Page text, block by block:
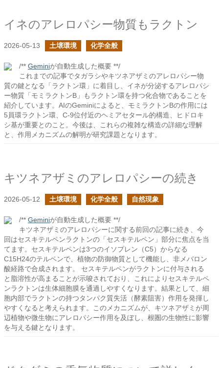
イネのアレロパシー物質もラクトン
2026-05-13 土壌環境 化学全般
/** Geminiが自動生成した概要 **/
これまでの記事でタガラシやキツネアザミのアレロパシー物
質の鍵となる「ラクトン環」に着目し、イネが分泌するアレロパシ
ー物質「モミラクトンB」もラクトン環を持つ化合物であることを
紹介しています。AIのGeminiによると、モミラクトンBの作用には
5員環ラクトン環、C-9位付近のヘミアセタール的構造、ヒドロキ
シ基が重要とのこと。今後は、これらの複雑な構造の詳細な理解
と、作用メカニズムの解明が研究課題となります。
キツネアザミのアレロパシーの続き
2026-05-12 土壌環境 化学全般 自然現象
/** Geminiが自動生成した概要 **/
キツネアザミのアレロパシーに関する前回の記事に続き、今
回はセスキテルペンラクトンの「セスキテルペン」部分に焦点を当
てます。セスキテルペンは3つのイソプレン（C5）からなる
C15H24のテルペンで、植物の防御物質として機能し、非メバロン
酸経路で合成されます。 セスキテルペンがラクトンに付与される
と脂溶性が高まることが示唆されており、これによりセスキテルペ
ンラクトンは生体細胞膜を通過しやすくなります。結果として、細
胞内部でラクトンの持つタンパク質失活（酵素阻害）作用を発揮し
やすくなると考えられます。このメカニズムが、キツネアザミが周
辺植物や微生物にアレロパシー作用を及ぼし、根圏の生物性に影響
を与える鍵となります。